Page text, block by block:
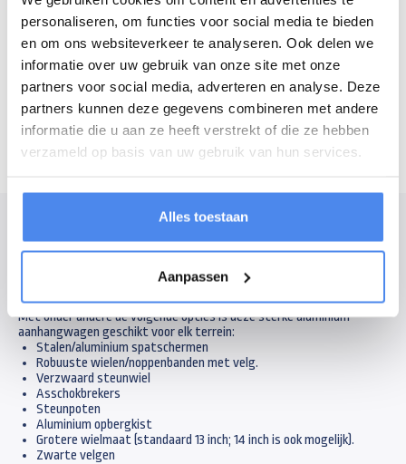
personaliseren, om functies voor social media te bieden
en om ons websiteverkeer te analyseren. Ook delen we
informatie over uw gebruik van onze site met onze
partners voor social media, adverteren en analyse. Deze
partners kunnen deze gegevens combineren met andere
informatie die u aan ze heeft verstrekt of die ze hebben
verzameld op basis van uw gebruik van hun services.
Alles toestaan
Aanpassen
Openingstijden
Maandag - vrijdag
7:30 - 16:30 uur
Zaterdag
8:30 - 12:00 uur
Modelomschrijving
Zoekt u een off road aanhanger/all-terrain aanhanger die alles
aankan? Ontdek dan de Anssems bagagewagens met extra opties
Met onder andere de volgende opties is deze sterke aluminium
aanhangwagen geschikt voor elk terrein:
Stalen/aluminium spatschermen
Robuuste wielen/noppenbanden met velg.
Verzwaard steunwiel
Asschokbrekers
Steunpoten
Aluminium opbergkist
Grotere wielmaat (standaard 13 inch; 14 inch is ook mogelijk).
Zwarte velgen